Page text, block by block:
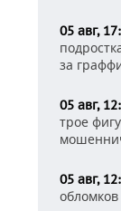
05 авг,
за
05 авг,
трое
05 авг,